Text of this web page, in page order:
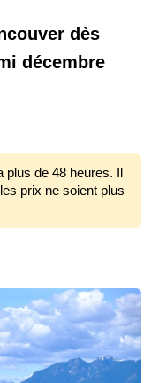
dès
décembre
plus de 48 heures. Il
prix ne soient plus